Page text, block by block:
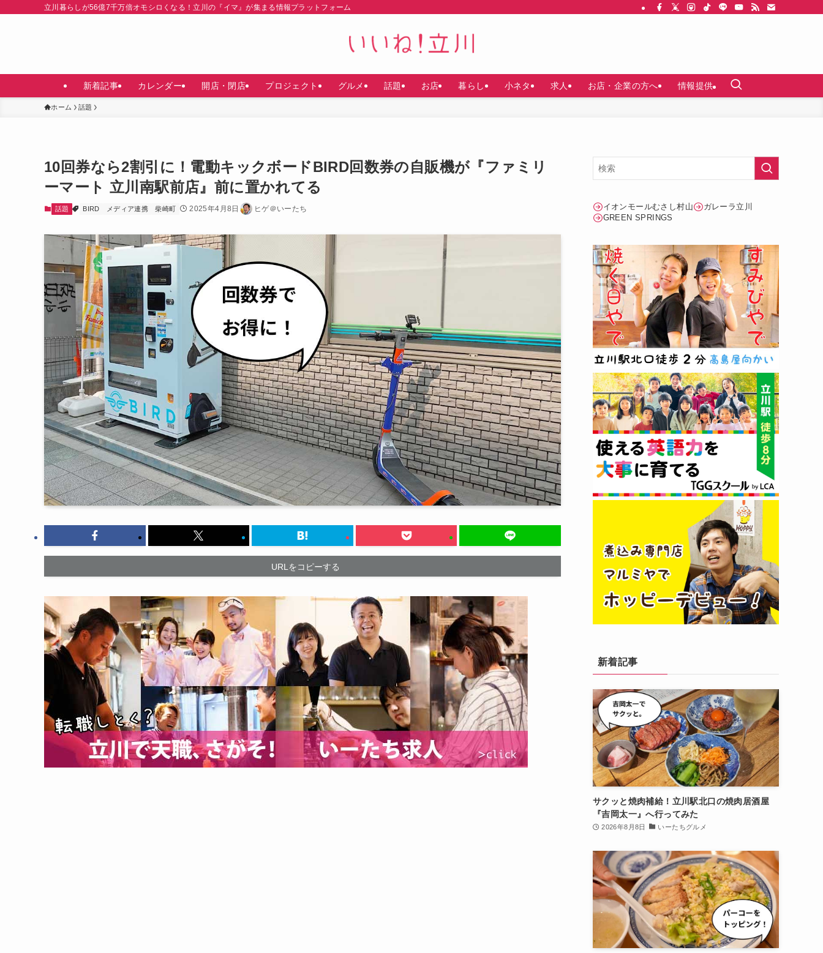
立川暮らしが56億7千万倍オモシロくなる！立川の『イマ』が集まる情報プラットフォーム
新着記事 カレンダー 開店・閉店 プロジェクト グルメ 話題 お店 暮らし 小ネタ 求人 お店・企業の方へ 情報提供
ホーム 話題
10回券なら2割引に！電動キックボードBIRD回数券の自販機が『ファミリ
ーマート 立川南駅前店』前に置かれてる
話題 BIRD メディア連携 柴崎町 2025年4月8日 ヒゲ＠いーたち
URLをコピーする
イオンモールむさし村山
ガレーラ立川
GREEN SPRINGS
新着記事
サクッと焼肉補給！立川駅北口の焼肉居酒屋
『吉岡太一』へ行ってみた
2026年8月8日 いーたちグルメ